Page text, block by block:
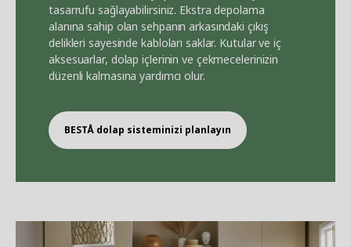
tasarrufu sağlayabilirsiniz. Ekstra depolama
alanına sahip olan sehpanın arkasındaki çıkış
delikleri sayesinde kabloları saklar. Kutular ve iç
aksesuarlar, dolap içlerinin ve çekmecelerinizin
düzenli kalmasına yardımcı olur.
BESTÅ dolap sisteminizi planlayın